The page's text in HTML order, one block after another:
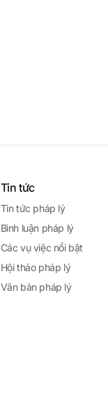
Tin tức
Tin tức pháp lý
Bình luận pháp lý
Các vụ việc nổi bật
Hội thảo pháp lý
Văn bản pháp lý